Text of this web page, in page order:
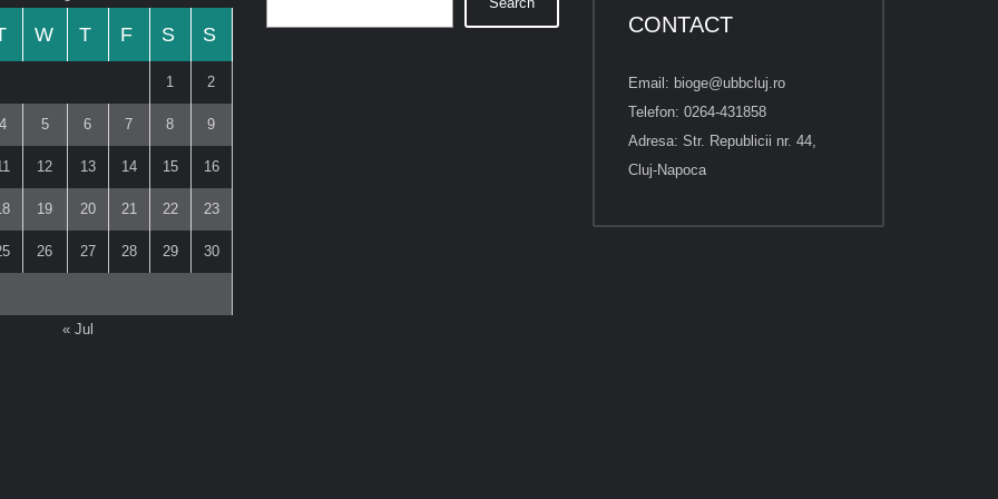
W T F S S
1 2
4 5 6 7 8 9
12 13 14 15 16
19 20 21 22 23
26 27 28 29 30
« Jul
CONTACT
Email: bioge@ubbcluj.ro
Telefon: 0264-431858
Adresa: Str. Republicii nr. 44,
Cluj-Napoca